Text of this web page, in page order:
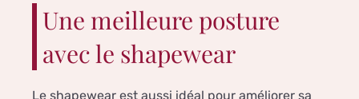
Une meilleure posture
avec le shapewear
Le shapewear est aussi idéal pour améliorer sa